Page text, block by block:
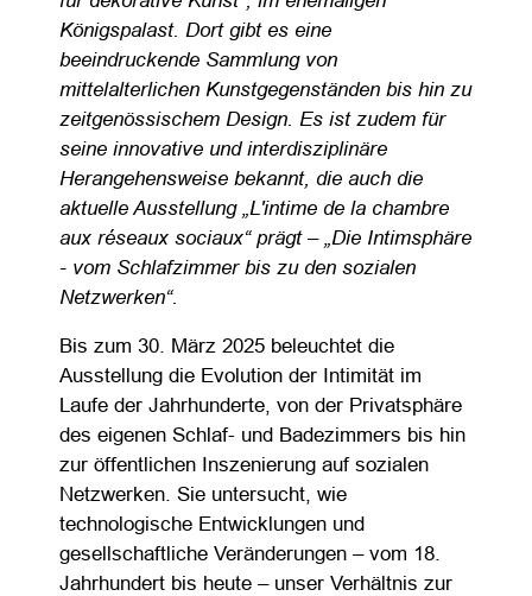
Königspalast. Dort gibt es eine
beeindruckende Sammlung von
mittelalterlichen Kunstgegenständen bis hin zu
zeitgenössischem Design. Es ist zudem für
seine innovative und interdisziplinäre
Herangehensweise bekannt, die auch die
aktuelle Ausstellung „L'intime de la chambre
aux réseaux sociaux“ prägt – „Die Intimsphäre
- vom Schlafzimmer bis zu den sozialen
Netzwerken“.
Bis zum 30. März 2025 beleuchtet die
Ausstellung die Evolution der Intimität im
Laufe der Jahrhunderte, von der Privatsphäre
des eigenen Schlaf- und Badezimmers bis hin
zur öffentlichen Inszenierung auf sozialen
Netzwerken. Sie untersucht, wie
technologische Entwicklungen und
gesellschaftliche Veränderungen – vom 18.
Jahrhundert bis heute – unser Verhältnis zur